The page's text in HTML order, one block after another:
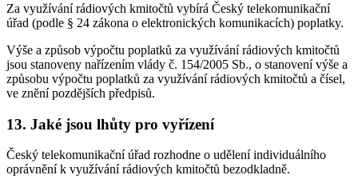
Za využívání rádiových kmitočtů vybírá Český telekomunikační
úřad (podle § 24 zákona o elektronických komunikacích) poplatky.
Výše a způsob výpočtu poplatků za využívání rádiových kmitočtů
jsou stanoveny nařízením vlády č. 154/2005 Sb., o stanovení výše a
způsobu výpočtu poplatků za využívání rádiových kmitočtů a čísel,
ve znění pozdějších předpisů.
13. Jaké jsou lhůty pro vyřízení
Český telekomunikační úřad rozhodne o udělení individuálního
oprávnění k využívání rádiových kmitočtů bezodkladně.